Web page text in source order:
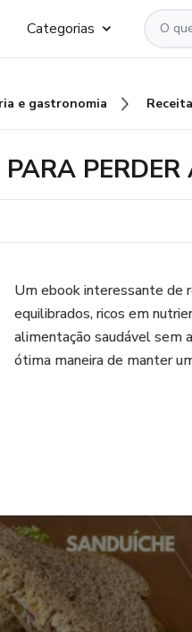
Categorias
e gastronomia
Um ebook interessante de
equilibrados, ricos em
alimentação saudável sem
ótima maneira de manter